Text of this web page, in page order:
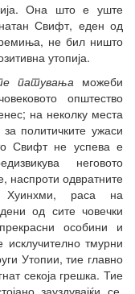
Она што е уште
Свифт, еден од
не бил ништо
утопија.
патувања можеби
општество
на неколку места
политичките ужаси
Свифт не успева е
неговото
наспроти одвратните
Хуинхми, раса на
од сите човечки
особини и
тмурни
Утопии, тие главно
секоја грешка. Тие
зауздувајќи се,